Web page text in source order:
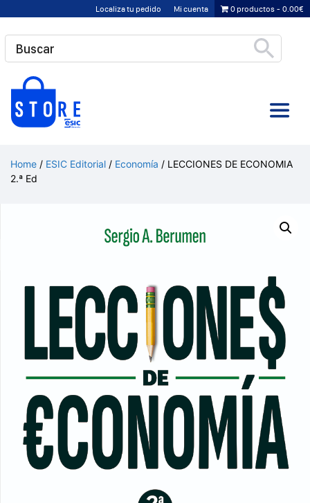
contenido
Localiza tu pedido Mi cuenta 0 productos 0.00€
Home / ESIC Editorial / Economía / LECCIONES DE ECONOMIA
2.ª Ed